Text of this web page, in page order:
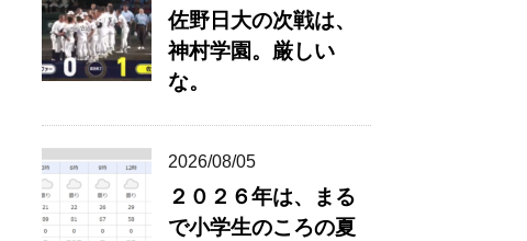
佐野日大の次戦は、
神村学園。厳しい
な。
2026/08/05
２０２６年は、まる
で小学生のころの夏